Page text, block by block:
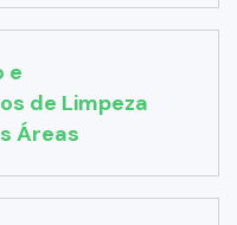
e
de Limpeza
Áreas